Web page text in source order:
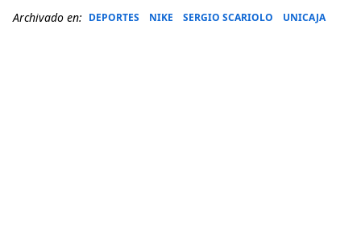
Archivado en: DEPORTES NIKE SERGIO SCARIOLO UNICAJA